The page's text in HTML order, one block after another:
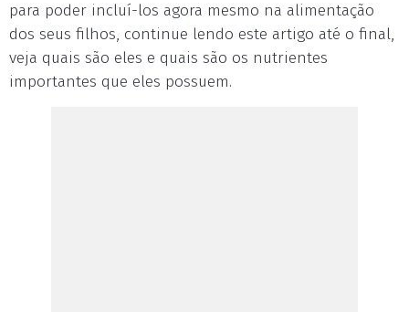
para poder incluí-los agora mesmo na alimentação
dos seus filhos, continue lendo este artigo até o final,
veja quais são eles e quais são os nutrientes
importantes que eles possuem.